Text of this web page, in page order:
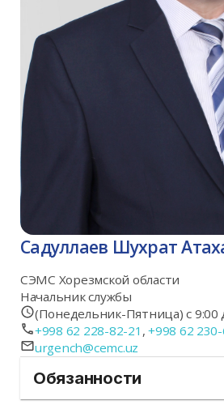
Садуллаев Шухрат
СЭМС Хорезмской области
Начальник службы
(Понедельник-Пятница) с 9:00
+998 62 228-82-21 , +998 62
urgench@cemc.uz
Обязанности